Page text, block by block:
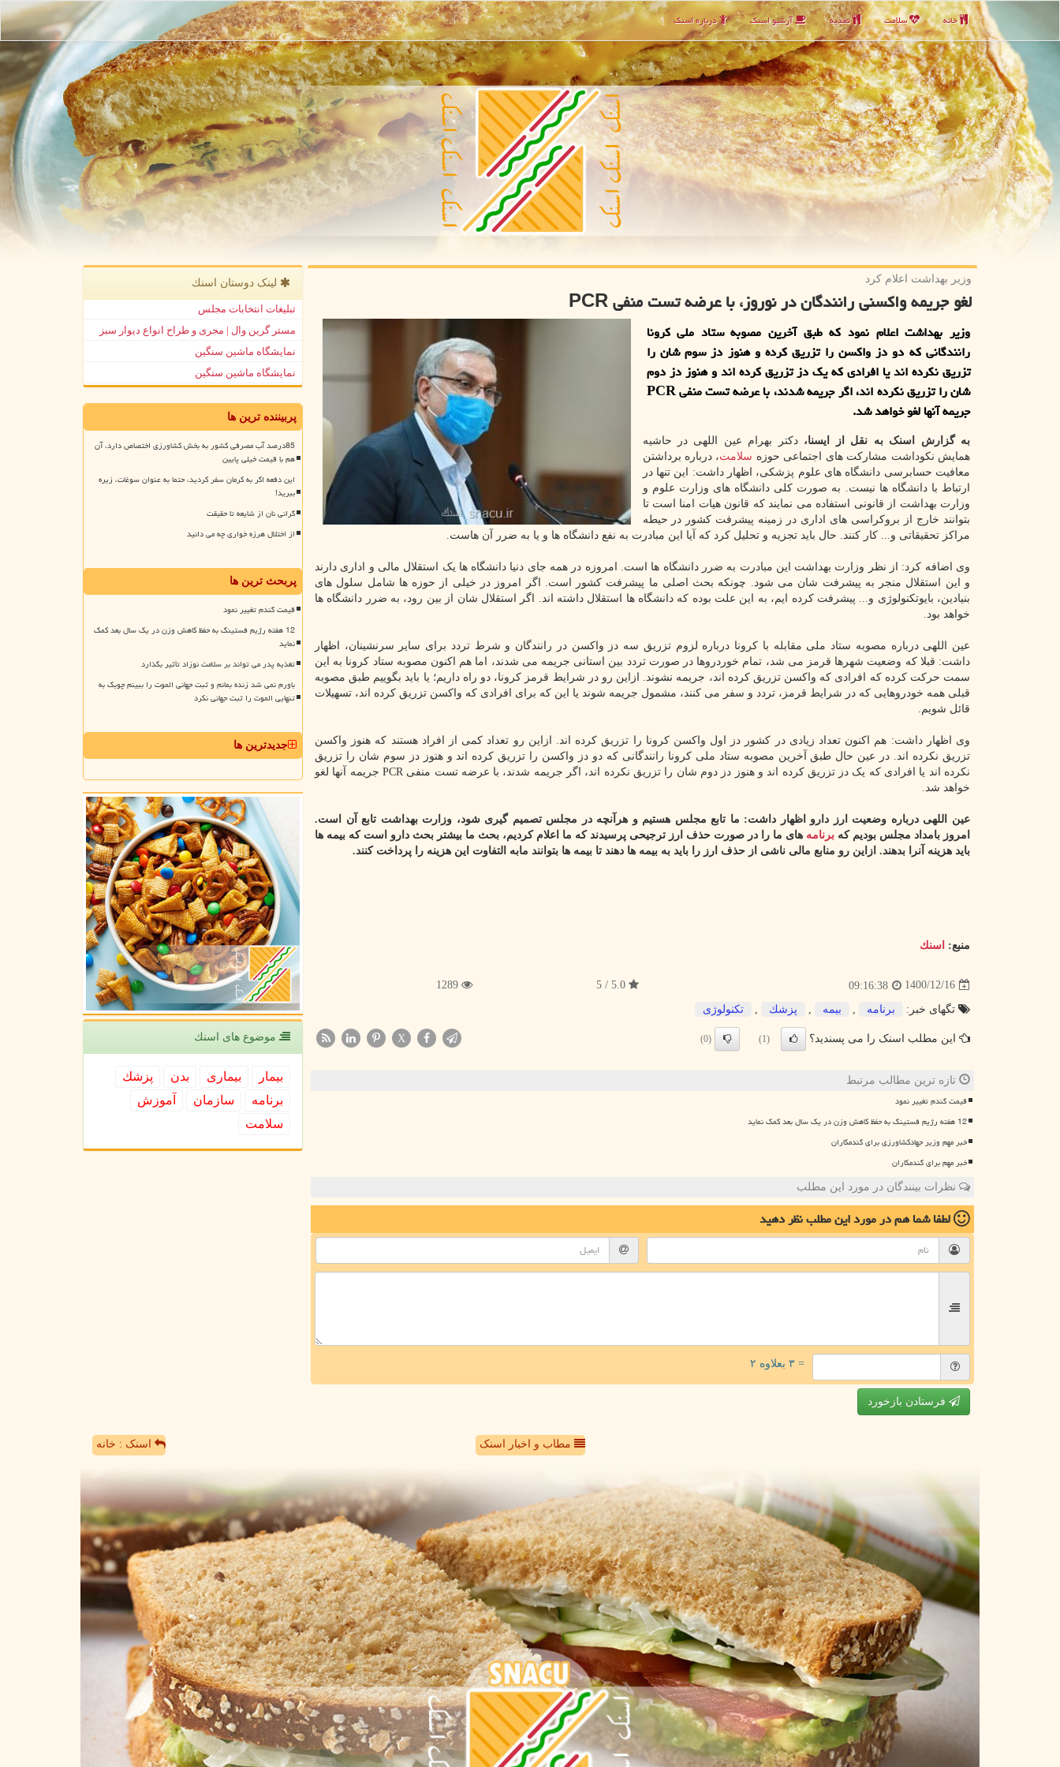
خانه سلامت تغذیه آرشیو اسنك درباره اسنك
وزیر بهداشت اعلام كرد
لغو جریمه واکسنی رانندگان در نوروز، با عرضه تست منفی PCR
وزیر بهداشت اعلام نمود که طبق آخرین مصوبه ستاد ملی کرونا
رانندگانی که دو دز واکسن را تزریق کرده و هنوز دز سوم شان را
تزریق نکرده اند یا افرادی که یک دز تزریق کرده اند و هنوز دز دوم
شان را تزریق نکرده اند، اگر جریمه شدند، با عرضه تست منفی PCR
جریمه آنها لغو خواهد شد.
به گزارش اسنک به نقل از ایسنا،دکتر بهرام عین اللهی در حاشیه
همایش نکوداشت مشارکت های اجتماعی حوزه سلامت، درباره برداشتن
معافیت حسابرسی دانشگاه های علوم پزشکی، اظهار داشت: این تنها در
ارتباط با دانشگاه ها نیست. به صورت کلی دانشگاه های وزارت علوم و
وزارت بهداشت از قانونی استفاده می نمایند که قانون هیات امنا است تا
بتوانند خارج از بروکراسی های اداری در زمینه پیشرفت کشور در حیطه
مراکز تحقیقاتی و... کار کنند. حال باید تجزیه و تحلیل کرد که آیا این مبادرت به نفع دانشگاه ها و یا به ضرر آن هاست.
وی اضافه کرد: از نظر وزارت بهداشت این مبادرت به ضرر دانشگاه ها است. امروزه در همه جای دنیا دانشگاه ها یک استقلال مالی و اداری دارند
و این استقلال منجر به پیشرفت شان می شود. چونکه بحث اصلی ما پیشرفت کشور است. اگر امروز در خیلی از حوزه ها شامل سلول های
بنیادین، بایوتکنولوژی و... پیشرفت کرده ایم، به این علت بوده که دانشگاه ها استقلال داشته اند. اگر استقلال شان از بین رود، به ضرر دانشگاه ها
خواهد بود.
عین اللهی درباره مصوبه ستاد ملی مقابله با کرونا درباره لزوم تزریق سه دز واکسن در رانندگان و شرط تردد برای سایر سرنشینان، اظهار
داشت: قبلا که وضعیت شهرها قرمز می شد، تمام خوردروها در صورت تردد بین استانی جریمه می شدند، اما هم اکنون مصوبه ستاد کرونا به این
سمت حرکت کرده که افرادی که واکسن تزریق کرده اند، جریمه نشوند. ازاین رو در شرایط قرمز کرونا، دو راه داریم؛ یا باید بگوییم طبق مصوبه
قبلی همه خودروهایی که در شرایط قرمز، تردد و سفر می کنند، مشمول جریمه شوند یا این که برای افرادی که واکسن تزریق کرده اند، تسهیلات
قائل شویم.
وی اظهار داشت: هم اکنون تعداد زیادی در کشور دز اول واکسن کرونا را تزریق کرده اند. ازاین رو تعداد کمی از افراد هستند که هنوز واکسن
تزریق نکرده اند. در عین حال طبق آخرین مصوبه ستاد ملی کرونا رانندگانی که دو دز واکسن را تزریق کرده اند و هنوز دز سوم شان را تزریق
نکرده اند یا افرادی که یک دز تزریق کرده اند و هنوز دز دوم شان را تزریق نکرده اند، اگر جریمه شدند، با عرضه تست منفی PCR جریمه آنها لغو
خواهد شد.
عین اللهی درباره وضعیت ارز دارو اظهار داشت: ما تابع مجلس هستیم و هرآنچه در مجلس تصمیم گیری شود، وزارت بهداشت تابع آن است.
امروز بامداد مجلس بودیم که برنامه های ما را در صورت حذف ارز ترجیحی پرسیدند که ما اعلام کردیم، بحث ما بیشتر بحث دارو است که بیمه ها
باید هزینه آنرا بدهند. ازاین رو منابع مالی ناشی از حذف ارز را باید به بیمه ها دهند تا بیمه ها بتوانند مابه التفاوت این هزینه را پرداخت کنند.
منبع: اسنك
1400/12/16
09:16:38
5.0 / 5
1289
تگهای خبر: برنامه بیمه پزشك تكنولوژی
این مطلب اسنک را می پسندید؟ (1)
(0)
X
تازه ترین مطالب مرتبط
قیمت گندم تغییر نمود
12 هفته رژیم فستینگ به حفظ کاهش وزن در یک سال بعد کمک نماید
خبر مهم وزیر جهادکشاورزی برای گندمکاران
خبر مهم برای گندمکاران
نظرات بینندگان در مورد این مطلب
لطفا شما همدر مورد این مطلبنظر دهید
= ۳ بعلاوه ۲
فرستادن بازخورد
لینک دوستان اسنك
تبلیغات انتخابات مجلس
مستر گرین وال | مجری و طراح انواع دیوار سبز
نمایشگاه ماشین سنگین
نمایشگاه ماشین سنگین
پربیننده ترین ها
85درصد آب مصرفی کشور به بخش کشاورزی اختصاص دارد، آن
هم با قیمت خیلی پایین
این دفعه اگر به کرمان سفر کردید، حتما به عنوان سوغات، زیره
ببرید!
گرانی نان از شایعه تا حقیقت
از اختلال هرزه خواری چه می دانید
پربحث ترین ها
قیمت گندم تغییر نمود
12 هفته رژیم فستینگ به حفظ کاهش وزن در یک سال بعد کمک
نماید
تغذیه پدر می تواند بر سلامت نوزاد تأثیر بگذارد
باورم نمی شد زنده بمانم و ثبت جهانی الموت را ببینم چوبک به
تنهایی الموت را ثبت جهانی نکرد
جدیدترین ها
موضوع های اسنك
بیمار بیماری بدن
پزشك
برنامه
سازمان
آموزش
سلامت
مطاب و اخبار اسنک اسنک : خانه